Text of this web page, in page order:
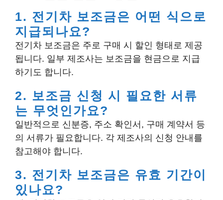
1. 전기차 보조금은 어떤 식으로
지급되나요?
전기차 보조금은 주로 구매 시 할인 형태로 제공
됩니다. 일부 제조사는 보조금을 현금으로 지급
하기도 합니다.
2. 보조금 신청 시 필요한 서류
는 무엇인가요?
일반적으로 신분증, 주소 확인서, 구매 계약서 등
의 서류가 필요합니다. 각 제조사의 신청 안내를
참고해야 합니다.
3. 전기차 보조금은 유효 기간이
있나요?